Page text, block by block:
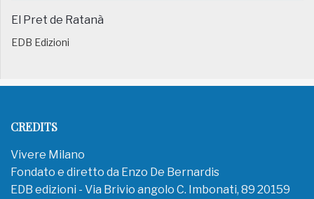
El Pret de Ratanà
EDB Edizioni
CREDITS
Vivere Milano
Fondato e diretto da Enzo De Bernardis
EDB edizioni - Via Brivio angolo C. Imbonati, 89 20159